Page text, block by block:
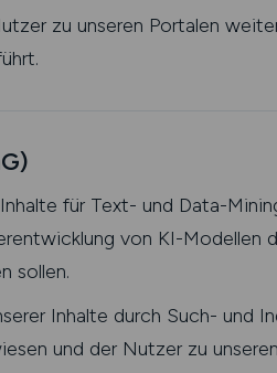
zu unseren Portalen
für Text- und Data-
von KI-Modellen
sollen.
Inhalte durch Such- und
und der Nutzer zu